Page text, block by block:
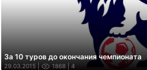
За 10 туров до окончания чемпионата
29.03.2015 | 1868 | 4